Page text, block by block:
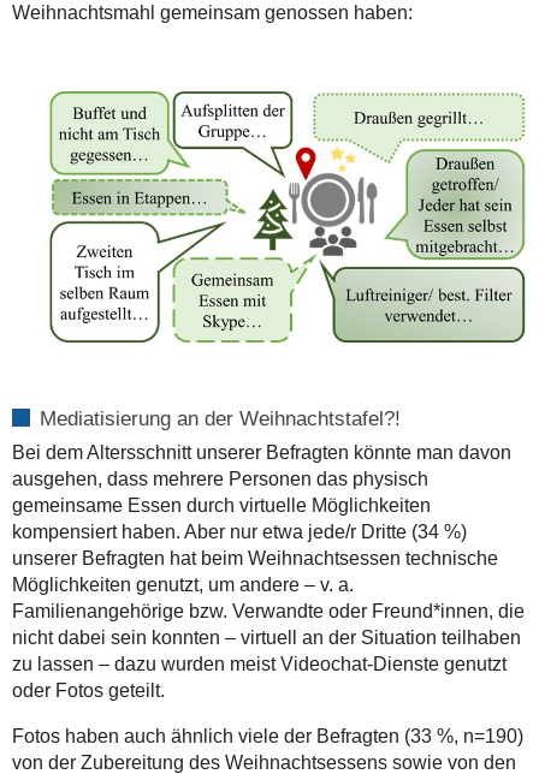
Weihnachtsmahl gemeinsam genossen haben:
Mediatisierung an der Weihnachtstafel?!
Bei dem Altersschnitt unserer Befragten könnte man davon
ausgehen, dass mehrere Personen das physisch
gemeinsame Essen durch virtuelle Möglichkeiten
kompensiert haben. Aber nur etwa jede/r Dritte (34 %)
unserer Befragten hat beim Weihnachtsessen technische
Möglichkeiten genutzt, um andere – v. a.
Familienangehörige bzw. Verwandte oder Freund*innen, die
nicht dabei sein konnten – virtuell an der Situation teilhaben
zu lassen – dazu wurden meist Videochat-Dienste genutzt
oder Fotos geteilt.
Fotos haben auch ähnlich viele der Befragten (33 %, n=190)
von der Zubereitung des Weihnachtsessens sowie von den